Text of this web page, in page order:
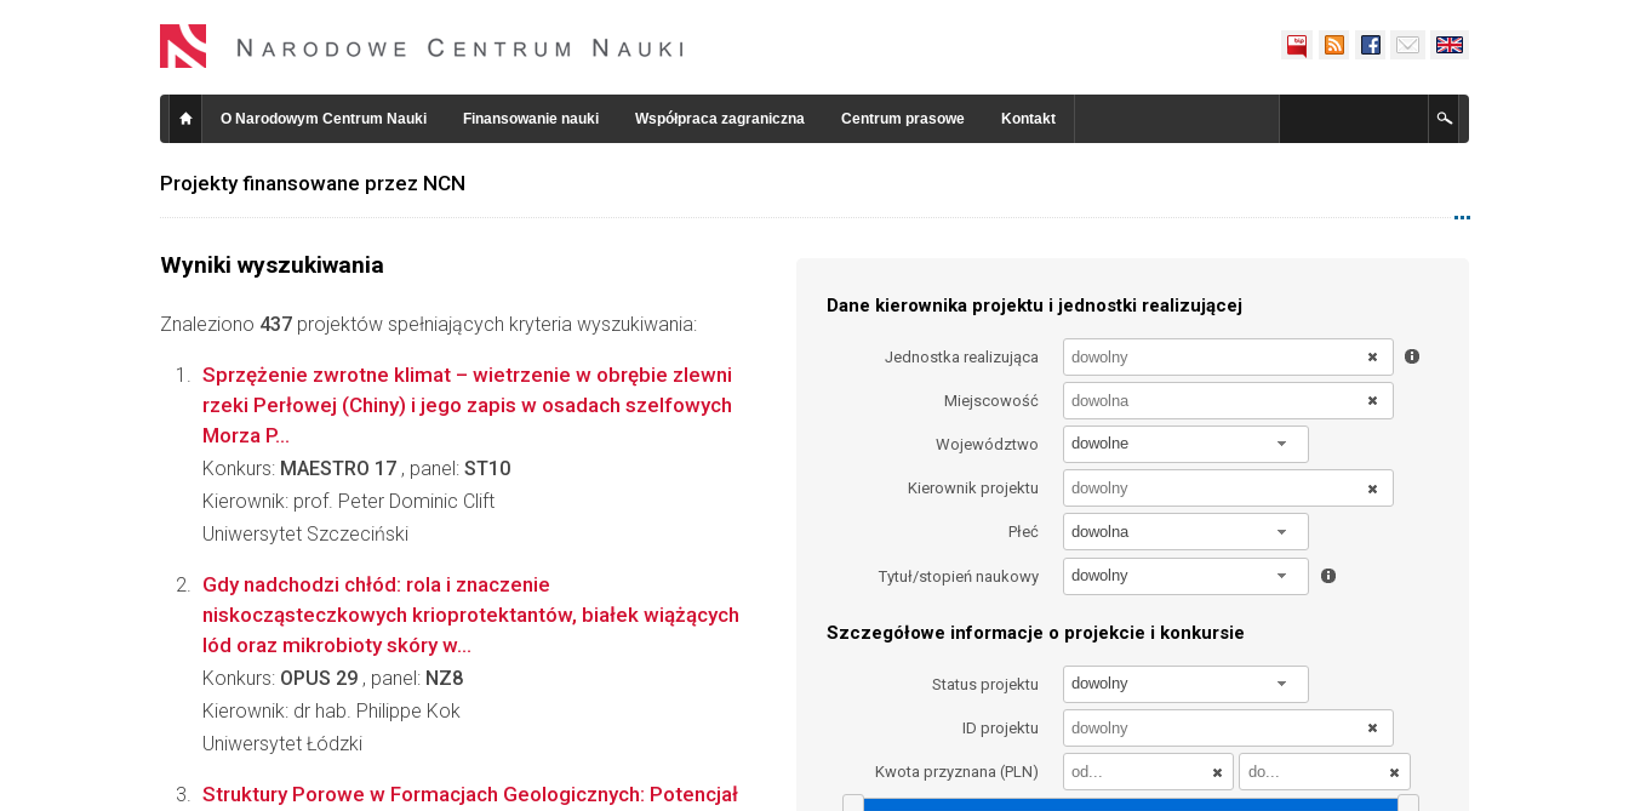
O Narodowym Centrum Nauki Finansowanie nauki Współpraca zagraniczna Centrum prasowe Kontakt
Projekty finansowane przez NCN
Wyniki wyszukiwania
Znaleziono 437 projektów spełniających kryteria wyszukiwania:
Dane kierownika projektu i jednostki realizującej
Jednostka realizująca
Miejscowość
Województwo dowolne
Kierownik projektu
Płeć dowolna
Tytuł/stopień naukowy dowolny
Szczegółowe informacje o projekcie i konkursie
Status projektu dowolny
ID projektu
Kwota przyznana (PLN)
Sprzężenie zwrotne klimat – wietrzenie w obrębie zlewni
rzeki Perłowej (Chiny) i jego zapis w osadach szelfowych
Morza P...
Konkurs: MAESTRO 17 , panel: ST10
Kierownik: prof. Peter Dominic Clift
Uniwersytet Szczeciński
Gdy nadchodzi chłód: rola i znaczenie
niskocząsteczkowych krioprotektantów, białek wiążących
lód oraz mikrobioty skóry w...
Konkurs: OPUS 29 , panel: NZ8
Kierownik: dr hab. Philippe Kok
Uniwersytet Łódzki
Struktury Porowe w Formacjach Geologicznych: Potencjał